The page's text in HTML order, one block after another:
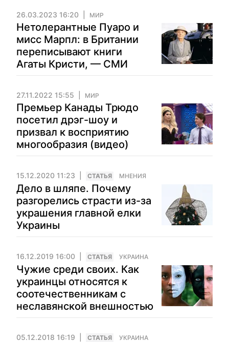
26.03.2023 16:20 МИР
Нетолерантные Пуаро и
мисс Марпл: в Британии
переписывают книги
Агаты Кристи, — СМИ
27.11.2022 15:55 МИР
Премьер Канады Трюдо
посетил дрэг-шоу и
призвал к восприятию
многообразия (видео)
15.12.2020 11:23 CТАТЬЯ МНЕНИЯ
Дело в шляпе. Почему
разгорелись страсти из-за
украшения главной елки
Украины
16.12.2019 16:00 CТАТЬЯ УКРАИНА
Чужие среди своих. Как
украинцы относятся к
соотечественникам с
неславянской внешностью
05.12.2018 16:19 CТАТЬЯ УКРАИНА